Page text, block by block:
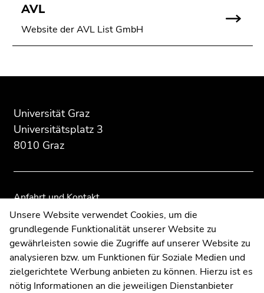
AVL
Website der AVL List GmbH
Seitenbereichs:
Zusatzinformationen:
Universität Graz
Universitätsplatz 3
8010 Graz
Anfahrt und Kontakt
Kommunikation und Öffentlichkeitsarbeit
Moodle
UNIGRAZonline
Impressum
Datenschutzerklärung
Seitenbereichs.
Übersicht
Seitenbereichs.
Übersicht
Unsere Website verwendet Cookies, um die
grundlegende Funktionalität unserer Website zu
gewährleisten sowie die Zugriffe auf unserer Website zu
analysieren bzw. um Funktionen für Soziale Medien und
zielgerichtete Werbung anbieten zu können. Hierzu ist es
nötig Informationen an die jeweiligen Dienstanbieter